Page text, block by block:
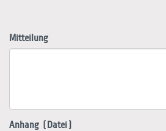
Mitteilung
Anhang (Datei)